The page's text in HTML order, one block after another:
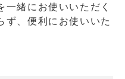
一緒にお使いいただく
ず、便利にお使いいた